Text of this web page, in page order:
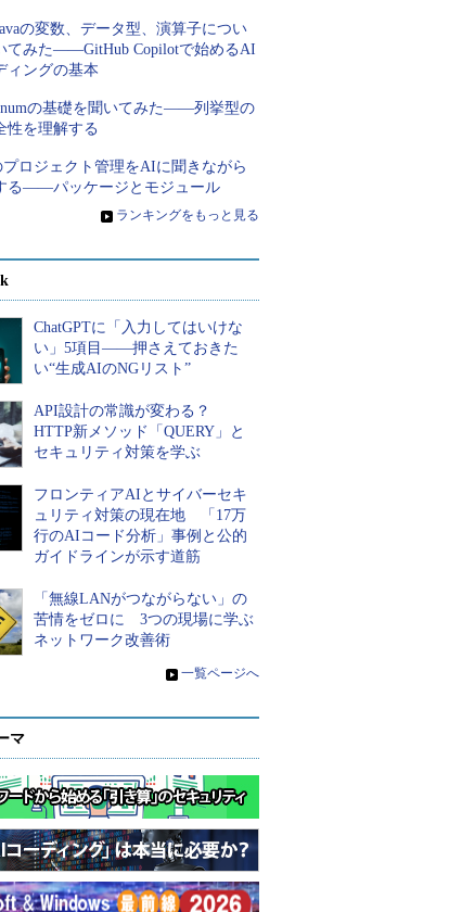
の変数、データ型、演算子につい
てみた――GitHub Copilotで始めるAI
ィングの基本
の基礎を聞いてみた――列挙型の
性を理解する
プロジェクト管理をAIに聞きながら
る――パッケージとモジュール
» ランキングをもっと見る
ChatGPTに「入力してはいけな
い」5項目――押さえておきた
い“生成AIのNGリスト”
API設計の常識が変わる？
HTTP新メソッド「QUERY」と
セキュリティ対策を学ぶ
フロンティアAIとサイバーセキ
ュリティ対策の現在地 「17万
行のAIコード分析」事例と公的
ガイドラインが示す道筋
「無線LANがつながらない」の
苦情をゼロに 3つの現場に学ぶ
ネットワーク改善術
» 一覧ページへ
マ